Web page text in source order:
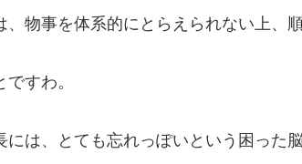
物事を体系的にとらえられない上、
すわ。
は、とても忘れっぽいという困った